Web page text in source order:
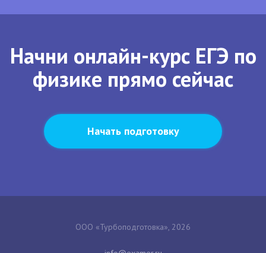
Начни онлайн-курс ЕГЭ по
физике прямо сейчас
Начать подготовку
ООО «Турбоподготовка», 2026